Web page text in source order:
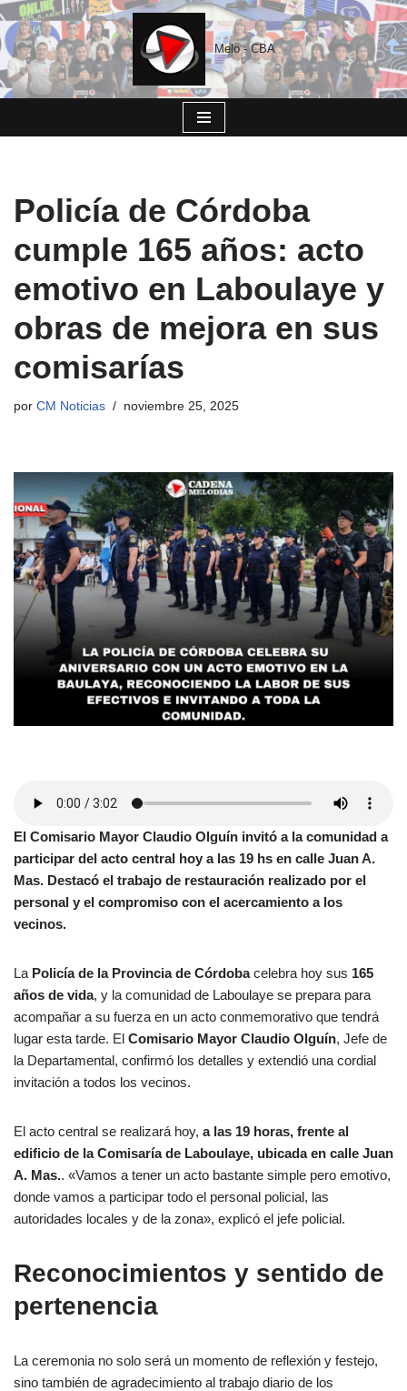
Saltar
al
contenido
Melo - CBA
Policía de Córdoba
cumple 165 años: acto
emotivo en Laboulaye y
obras de mejora en sus
comisarías
por CM Noticias noviembre 25, 2025
El Comisario Mayor Claudio Olguín invitó a la comunidad a
participar del acto central hoy a las 19 hs en calle Juan A.
Mas. Destacó el trabajo de restauración realizado por el
personal y el compromiso con el acercamiento a los
vecinos.
La Policía de la Provincia de Córdobacelebra hoy sus 165
años de vida, y la comunidad de Laboulaye se prepara para
acompañar a su fuerza en un acto conmemorativo que tendrá
lugar esta tarde. El Comisario Mayor Claudio Olguín, Jefe de
la Departamental, confirmó los detalles y extendió una cordial
invitación a todos los vecinos.
El acto central se realizará hoy, a las 19 horas, frente al
edificio de la Comisaría de Laboulaye, ubicada en calle Juan
A. Mas.. «Vamos a tener un acto bastante simple pero emotivo,
donde vamos a participar todo el personal policial, las
autoridades locales y de la zona», explicó el jefe policial.
Reconocimientos y sentido de
pertenencia
La ceremonia no solo será un momento de reflexión y festejo,
sino también de agradecimiento al trabajo diario de los